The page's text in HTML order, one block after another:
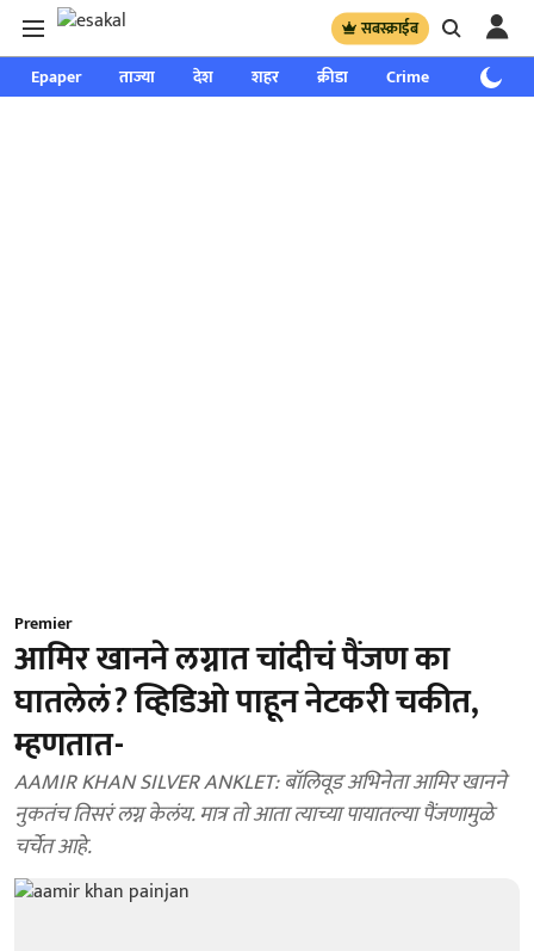
सबस्क्राईब
Epaper ताज्या देश शहर क्रीडा Crime साप्ताहिक
Premier
आमिर खानने लग्नात चांदीचं पैंजण का
घातलेलं? व्हिडिओ पाहून नेटकरी चकीत,
म्हणतात-
AAMIR KHAN SILVER ANKLET: बॉलिवूड अभिनेता आमिर खानने
नुकतंच तिसरं लग्न केलंय. मात्र तो आता त्याच्या पायातल्या पैंजणामुळे
चर्चेत आहे.